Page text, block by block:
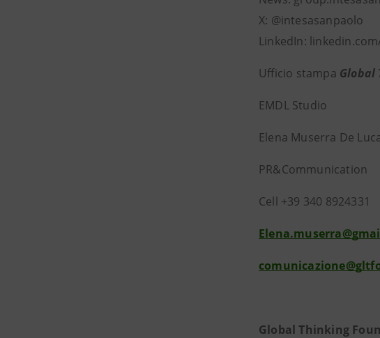
X: @intesasanpaolo
LinkedIn:
Ufficio stampa Global
EMDL Studio
Elena Muserra De
PR&Communication
Cell +39 340 8924331
Global Thinking